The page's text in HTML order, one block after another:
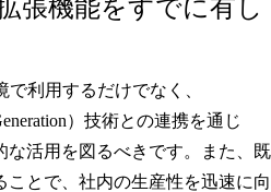
張機能をすでに有し
利用するだけでなく、
）技術との連携を通じ
な活用を図るべきです。また、既
とで、社内の生産性を迅速に向